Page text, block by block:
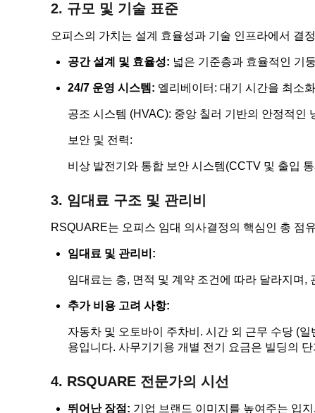
2. 규모 및 기술 표준
오피스의 가치는 설계 효율성과 기술 인프라에서 결
공간 설계 및 효율성: 넓은 기준층과 효율적인 기
24/7 운영 시스템: 엘리베이터: 대기 시간을 최소
공조 시스템 (HVAC): 중앙 칠러 기반의 안정적인
보안 및 전력:
비상 발전기와 통합 보안 시스템(CCTV 및 출입
3. 임대료 구조 및 관리비
RSQUARE는 오피스 임대 의사결정의 핵심인 총 점
임대료 및 관리비:
임대료는 층, 면적 및 계약 조건에 따라 달라지며,
추가 비용 고려 사항:
자동차 및 오토바이 주차비. 시간 외 근무 수당 (
용입니다. 사무기기용 개별 전기 요금은 빌딩의
4. RSQUARE 전문가의 시선
뛰어난 장점: 기업 브랜드 이미지를 높여주는 입